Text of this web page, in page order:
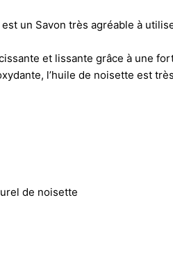
est un Savon très agréable à
et lissante grâce à une
l’huile de noisette est
de noisette